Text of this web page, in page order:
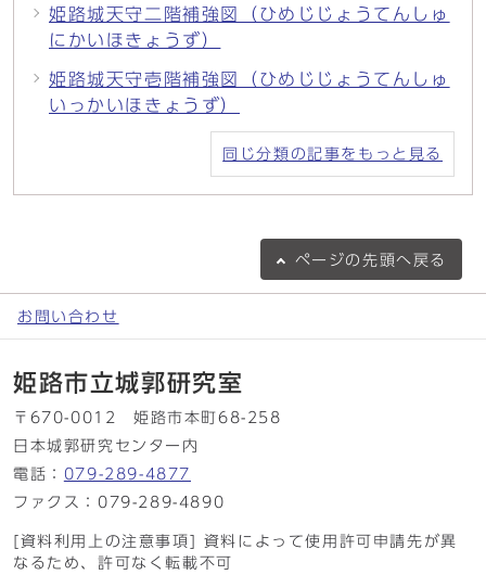
姫路城天守二階補強図（ひめじじょうてんしゅ
にかいほきょうず）
姫路城天守壱階補強図（ひめじじょうてんしゅ
いっかいほきょうず）
同じ分類の記事をもっと見る
ページの 先頭へ戻る
お問い合わせ
姫路市立城郭研究室
〒670-0012 姫路市本町68-258
日本城郭研究センター内
電話： 079-289-4877
ファクス：079-289-4890
[資料利用上の注意事項] 資料によって使用許可申請先が異
なるため、許可なく転載不可